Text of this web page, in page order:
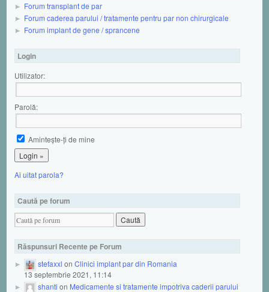
Forum transplant de par
Forum caderea parului / tratamente pentru par non chirurgicale
Forum implant de gene / sprancene
Login
Utilizator:
Parolă:
Aminteşte-ţi de mine
Ai uitat parola?
Caută pe forum
Răspunsuri Recente pe Forum
stefaxxl on Clinici implant par din Romania
13 septembrie 2021, 11:14
shanti on Medicamente si tratamente impotriva caderii parului